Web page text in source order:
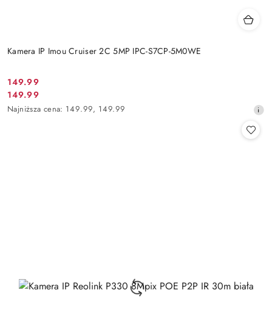
Kamera IP Imou Cruiser 2C 5MP IPC-S7CP-5M0WE
Cena
promocyjna:
149.99
Cena
promocyjna:
149.99
Najniższa
Najniższa cena: 149.99, 149.99